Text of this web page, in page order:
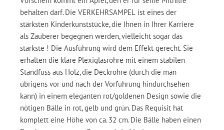
behalten darf. Die VERKEHRSAMPEL ist eines der
stärksten Kinderkunststücke, die Ihnen in Ihrer Karriere
als Zauberer begegnen werden, vielleicht sogar das
stärkste ! Die Ausführung wird dem Effekt gerecht. Sie
erhalten die klare Plexiglasröhre mit einem stabilen
Standfuss aus Holz, die Deckröhre (durch die man
übrigens vor und nach der Vorführung hindurchsehen
kann) in einem eleganten rot/goldenen Design sowie die
nötigen Bälle in rot, gelb und grün. Das Requisit hat
komplett eine Höhe von ca. 32 cm. Die Bälle haben einen